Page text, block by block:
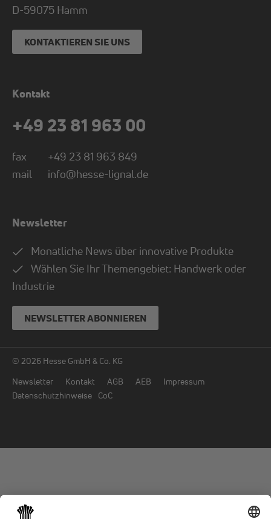
D-59075 Hamm
KONTAKTIEREN SIE UNS
Kontakt
+49 23 81 963 00
fax
+49 23 81 963 849
mail
info@hesse-lignal.de
Newsletter
Monatliche News über innovative Produkte
Wählen Sie Ihr Themengebiet: Handwerk oder
Industrie
NEWSLETTER ABONNIEREN
© 2026 Hesse GmbH & Co. KG
Newsletter
Kontakt AGB AEB
Impressum
Datenschutzhinweise
CoC